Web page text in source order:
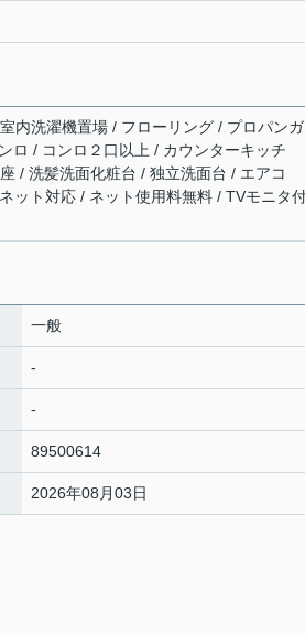
内洗濯機置場 / フローリング / プロパンガ
ロ / コンロ２口以上 / カウンターキッチ
/ 洗髪洗面化粧台 / 独立洗面台 / エアコ
ット対応 / ネット使用料無料 / TVモニタ
一般
-
-
89500614
2026年08月03日